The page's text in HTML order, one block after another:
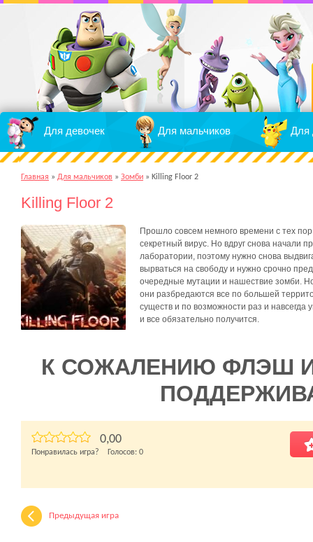
Для девочек Для мальчиков Для
Главная » Для мальчиков » Зомби » Killing Floor 2
Killing Floor 2
Прошло совсем немного времени с тех
секретный вирус. Но вдруг снова начали
лаборатории, поэтому нужно снова
вырваться на свободу и нужно срочно
очередные мутации и нашествие зомби.
они разбредаются все по большей
существ и по возможности раз и навсегда
и все обязательно получится.
К СОЖАЛЕНИЮ ФЛЭШ
0,00
Понравилась игра? Голосов: 0
Предыдущая игра